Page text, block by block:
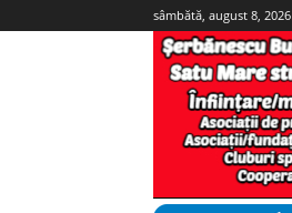
sâmbătă, august 8, 2026